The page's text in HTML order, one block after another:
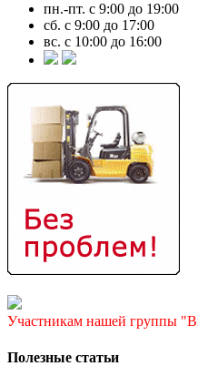
пн.-пт. с 9:00 до 19:00
сб. с 9:00 до 17:00
вс. с 10:00 до 16:00
Участникам нашей группы
Полезные статьи